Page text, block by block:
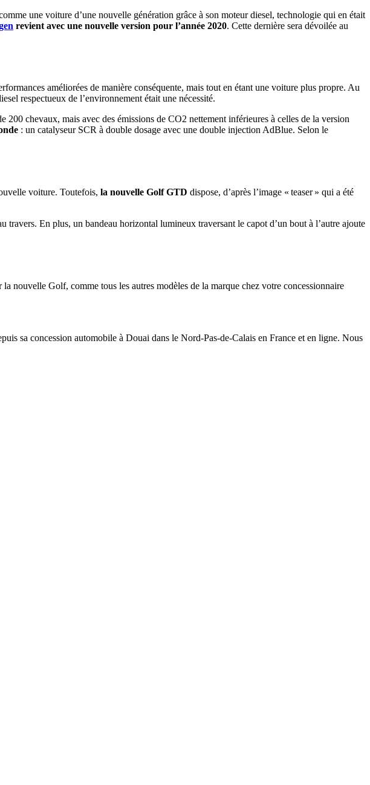
une voiture d’une nouvelle génération grâce à son moteur diesel, technologie qui en était
revient avec une nouvelle version pour l’année 2020. Cette dernière sera dévoilée au
améliorées de manière conséquente, mais tout en étant une voiture plus propre. Au
respectueux de l’environnement était une nécessité.
chevaux, mais avec des émissions de CO2 nettement inférieures à celles de la version
: un catalyseur SCR à double dosage avec une double injection AdBlue. Selon le
voiture. Toutefois, la nouvelle Golf GTD dispose, d’après l’image « teaser » qui a été
En plus, un bandeau horizontal lumineux traversant le capot d’un bout à l’autre ajoute
nouvelle Golf, comme tous les autres modèles de la marque chez votre concessionnaire
sa concession automobile à Douai dans le Nord-Pas-de-Calais en France et en ligne. Nous